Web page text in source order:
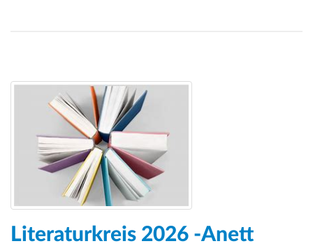
Literaturkreis 2026 -Anett